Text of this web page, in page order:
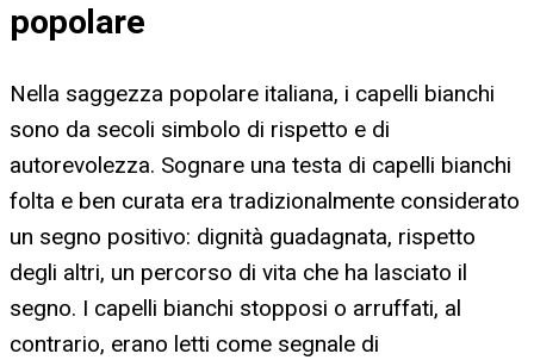
popolare
Nella saggezza popolare italiana, i capelli bianchi
sono da secoli simbolo di rispetto e di
autorevolezza. Sognare una testa di capelli bianchi
folta e ben curata era tradizionalmente considerato
un segno positivo: dignità guadagnata, rispetto
degli altri, un percorso di vita che ha lasciato il
segno. I capelli bianchi stopposi o arruffati, al
contrario, erano letti come segnale di